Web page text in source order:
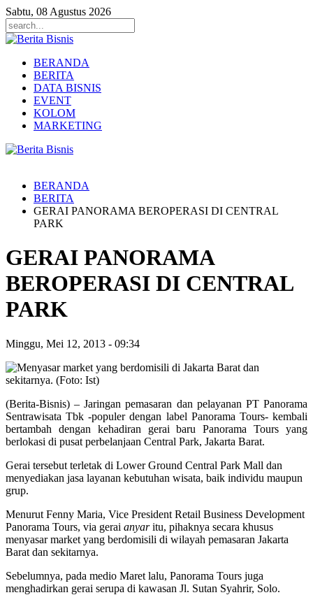
Sabtu, 08 Agustus 2026
BERANDA
BERITA
DATA BISNIS
EVENT
KOLOM
MARKETING
BERANDA
BERITA
GERAI PANORAMA BEROPERASI DI CENTRAL
PARK
GERAI PANORAMA
BEROPERASI DI CENTRAL
PARK
Minggu, Mei 12, 2013 - 09:34
(Berita-Bisnis) – Jaringan pemasaran dan pelayanan PT Panorama
Sentrawisata Tbk -populer dengan label Panorama Tours- kembali
bertambah dengan kehadiran gerai baru Panorama Tours yang
berlokasi di pusat perbelanjaan Central Park, Jakarta Barat.
Gerai tersebut terletak di Lower Ground Central Park Mall dan
menyediakan jasa layanan kebutuhan wisata, baik individu maupun
grup.
Menurut Fenny Maria, Vice President Retail Business Development
Panorama Tours, via gerai anyaritu, pihaknya secara khusus
menyasar market yang berdomisili di wilayah pemasaran Jakarta
Barat dan sekitarnya.
Sebelumnya, pada medio Maret lalu, Panorama Tours juga
menghadirkan gerai serupa di kawasan Jl. Sutan Syahrir, Solo.